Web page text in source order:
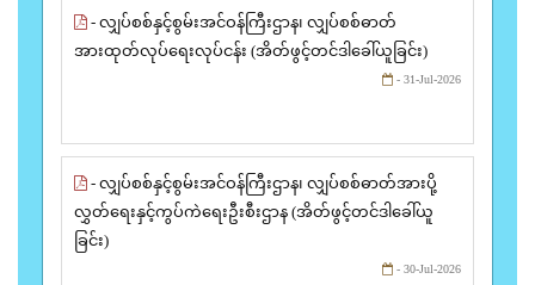
- လျှပ်စစ်နှင့်စွမ်းအင်ဝန်ကြီးဌာန၊ လျှပ်စစ်ဓာတ်
အားထုတ်လုပ်ရေးလုပ်ငန်း (အိတ်ဖွင့်တင်ဒါခေါ်ယူခြင်း)
- 31-Jul-2026
- လျှပ်စစ်နှင့်စွမ်းအင်ဝန်ကြီးဌာန၊ လျှပ်စစ်ဓာတ်အားပို့
လွှတ်ရေးနှင့်ကွပ်ကဲရေးဦးစီးဌာန (အိတ်ဖွင့်တင်ဒါခေါ်ယူ
ခြင်း)
- 30-Jul-2026